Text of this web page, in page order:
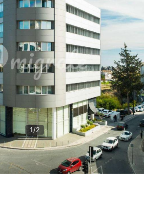
1/2